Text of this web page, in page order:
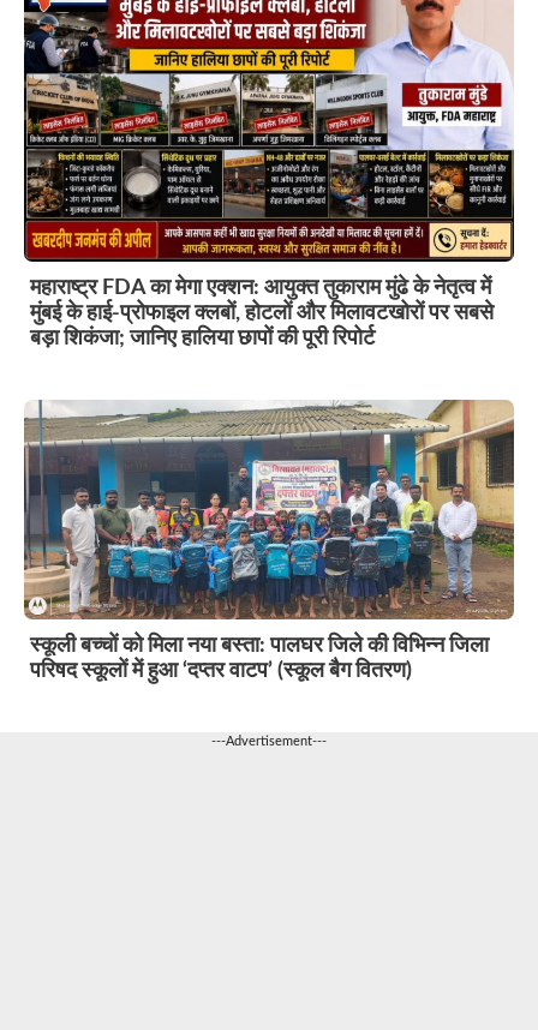
महाराष्ट्र FDA का मेगा एक्शन: आयुक्त तुकाराम मुंढे के नेतृत्व में
मुंबई के हाई-प्रोफाइल क्लबों, होटलों और मिलावटखोरों पर सबसे
बड़ा शिकंजा; जानिए हालिया छापों की पूरी रिपोर्ट
स्कूली बच्चों को मिला नया बस्ता: पालघर जिले की विभिन्न जिला
परिषद स्कूलों में हुआ ‘दप्तर वाटप’ (स्कूल बैग वितरण)
---Advertisement---